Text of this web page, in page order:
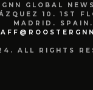
GLOBAL
10. 1ST
MADRID. SPAIN.
ALL RIGHTS